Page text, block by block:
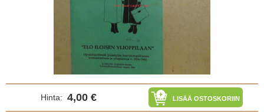
Hinta: 4,00 € LISÄÄ OSTOSKORIIN